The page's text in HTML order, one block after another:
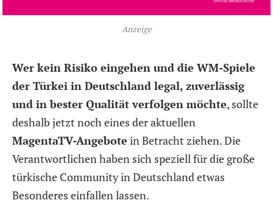
Anzeige
Wer kein Risiko eingehen und die WM-Spiele
der Türkei in Deutschland legal, zuverlässig
und in bester Qualität verfolgen möchte, sollte
deshalb jetzt noch eines der aktuellen
MagentaTV-Angebote in Betracht ziehen. Die
Verantwortlichen haben sich speziell für die große
türkische Community in Deutschland etwas
Besonderes einfallen lassen.